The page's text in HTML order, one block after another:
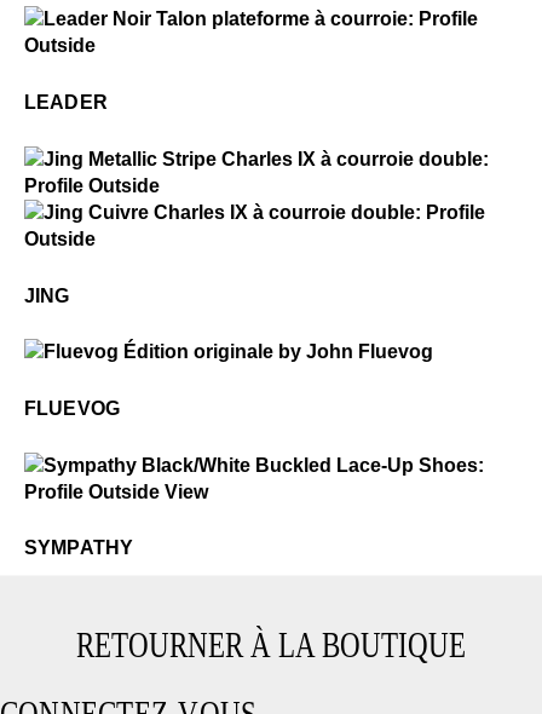
LEADER
Jing
JING
FLUEVOG
SYMPATHY
RETOURNER À LA BOUTIQUE